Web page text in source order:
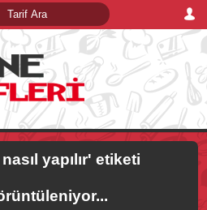
yapılır' etiketi